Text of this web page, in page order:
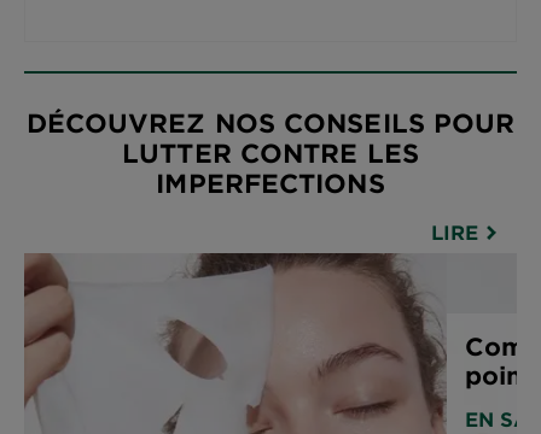
DÉCOUVREZ NOS CONSEILS POUR
LUTTER CONTRE LES
IMPERFECTIONS
LIRE
EN